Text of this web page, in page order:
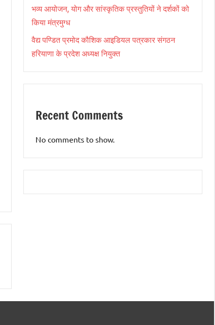
भव्य आयोजन, योग और सांस्कृतिक प्रस्तुतियों ने दर्शकों को
किया मंत्रमुग्ध
वैद्य पण्डित प्रमोद कौशिक आइडियल पत्रकार संगठन
हरियाणा के प्रदेश अध्यक्ष नियुक्त
Recent Comments
No comments to show.